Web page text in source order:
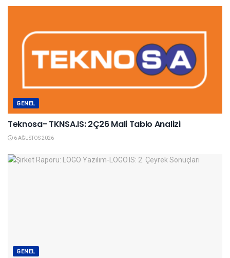
GENEL
Teknosa- TKNSA.IS: 2Ç26 Mali Tablo Analizi
6 AĞUSTOS 2026
GENEL